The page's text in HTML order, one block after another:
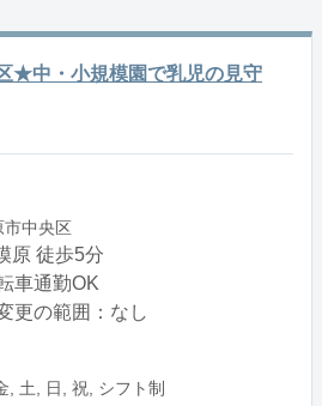
★中・小規模園で乳児の見守
中央区
原 徒歩5分
車通勤OK
更の範囲：なし
, 土, 日, 祝, シフト制